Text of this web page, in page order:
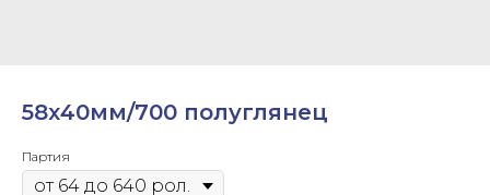
58х40мм/700 полуглянец
Партия